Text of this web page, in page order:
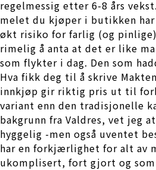
regelmessig etter 6-8 års
melet du kjøper i butikken
økt risiko for farlig (og
rimelig å anta at det er like
som flykter i dag. Den som
Hva fikk deg til å skrive
innkjøp gir riktig pris ut til
variant enn den tradisjonelle
bakgrunn fra Valdres, vet jeg
hyggelig -men også uventet
har en forkjærlighet for alt av
ukomplisert, fort gjort og som